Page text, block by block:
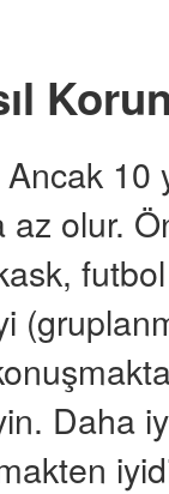
10
olur.
Daha